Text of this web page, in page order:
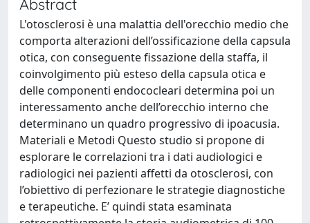
Abstract
L'otosclerosi è una malattia dell'orecchio medio che
comporta alterazioni dell’ossificazione della capsula
otica, con conseguente fissazione della staffa, il
coinvolgimento più esteso della capsula otica e
delle componenti endococleari determina poi un
interessamento anche dell’orecchio interno che
determinano un quadro progressivo di ipoacusia.
Materiali e Metodi Questo studio si propone di
esplorare le correlazioni tra i dati audiologici e
radiologici nei pazienti affetti da otosclerosi, con
l’obiettivo di perfezionare le strategie diagnostiche
e terapeutiche. E’ quindi stata esaminata